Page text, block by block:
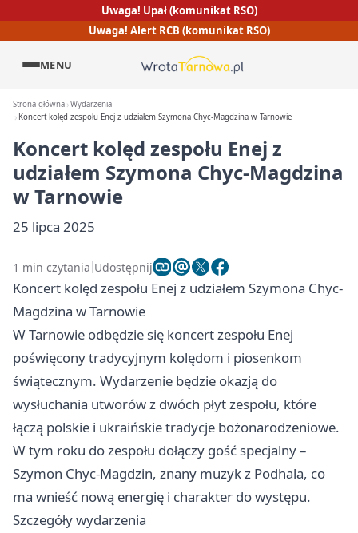
Uwaga! Upał (komunikat RSO)
Uwaga! Alert RCB (komunikat RSO)
MENU
Strona główna Wydarzenia
Koncert kolęd zespołu Enej z udziałem Szymona Chyc-Magdzina w Tarnowie
Koncert kolęd zespołu Enej z
udziałem Szymona Chyc-Magdzina
w Tarnowie
25 lipca 2025
1 min czytania Udostępnij
Koncert kolęd zespołu Enej z udziałem Szymona Chyc-
Magdzina w Tarnowie
W Tarnowie odbędzie się koncert zespołu Enej
poświęcony tradycyjnym kolędom i piosenkom
świątecznym. Wydarzenie będzie okazją do
wysłuchania utworów z dwóch płyt zespołu, które
łączą polskie i ukraińskie tradycje bożonarodzeniowe.
W tym roku do zespołu dołączy gość specjalny –
Szymon Chyc-Magdzin, znany muzyk z Podhala, co
ma wnieść nową energię i charakter do występu.
Szczegóły wydarzenia